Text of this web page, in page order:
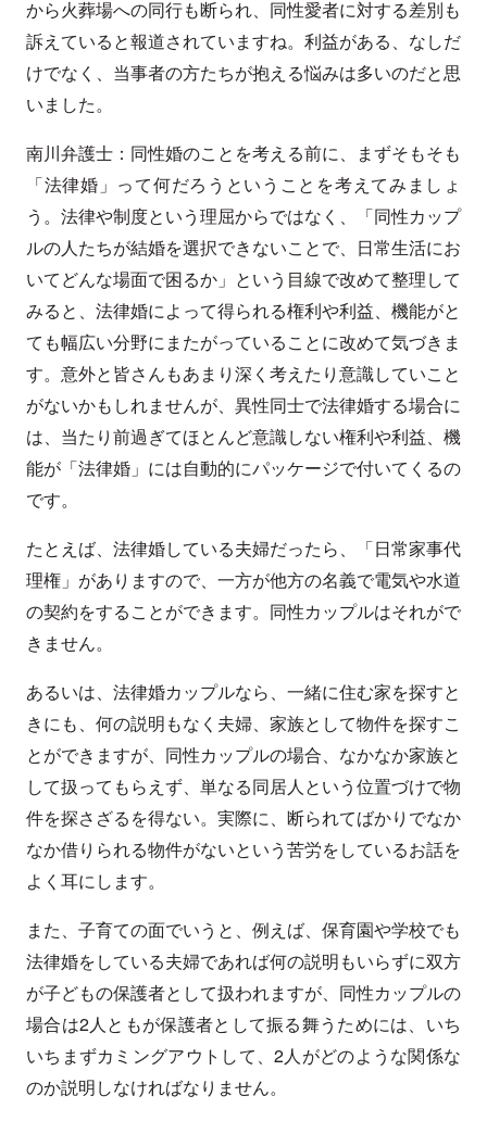
から火葬場への同行も断られ、同性愛者に対する差別も
訴えていると報道されていますね。利益がある、なしだ
けでなく、当事者の方たちが抱える悩みは多いのだと思
いました。
南川弁護士：同性婚のことを考える前に、まずそもそも
「法律婚」って何だろうということを考えてみましょ
う。法律や制度という理屈からではなく、「同性カップ
ルの人たちが結婚を選択できないことで、日常生活にお
いてどんな場面で困るか」という目線で改めて整理して
みると、法律婚によって得られる権利や利益、機能がと
ても幅広い分野にまたがっていることに改めて気づきま
す。意外と皆さんもあまり深く考えたり意識していこと
がないかもしれませんが、異性同士で法律婚する場合に
は、当たり前過ぎてほとんど意識しない権利や利益、機
能が「法律婚」には自動的にパッケージで付いてくるの
です。
たとえば、法律婚している夫婦だったら、「日常家事代
理権」がありますので、一方が他方の名義で電気や水道
の契約をすることができます。同性カップルはそれがで
きません。
あるいは、法律婚カップルなら、一緒に住む家を探すと
きにも、何の説明もなく夫婦、家族として物件を探すこ
とができますが、同性カップルの場合、なかなか家族と
して扱ってもらえず、単なる同居人という位置づけで物
件を探さざるを得ない。実際に、断られてばかりでなか
なか借りられる物件がないという苦労をしているお話を
よく耳にします。
また、子育ての面でいうと、例えば、保育園や学校でも
法律婚をしている夫婦であれば何の説明もいらずに双方
が子どもの保護者として扱われますが、同性カップルの
場合は2人ともが保護者として振る舞うためには、いち
いちまずカミングアウトして、2人がどのような関係な
のか説明しなければなりません。